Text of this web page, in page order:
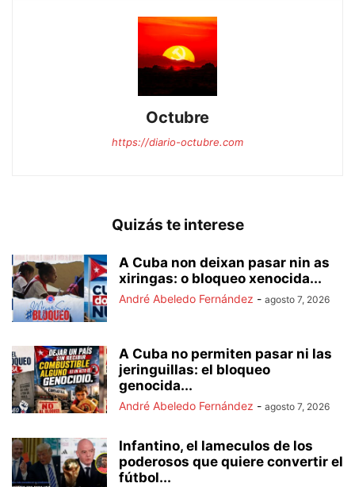
Octubre
https://diario-octubre.com
Quizás te interese
A Cuba non deixan pasar nin as
xiringas: o bloqueo xenocida...
André Abeledo Fernández - agosto 7, 2026
A Cuba no permiten pasar ni las
jeringuillas: el bloqueo
genocida...
André Abeledo Fernández - agosto 7, 2026
Infantino, el lameculos de los
poderosos que quiere convertir el
fútbol...